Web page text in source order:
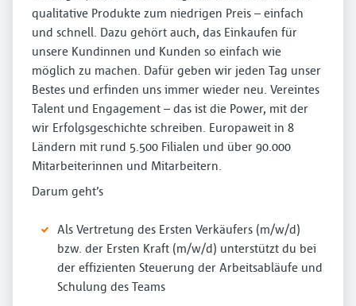
qualitative Produkte zum niedrigen Preis – einfach
und schnell. Dazu gehört auch, das Einkaufen für
unsere Kundinnen und Kunden so einfach wie
möglich zu machen. Dafür geben wir jeden Tag unser
Bestes und erfinden uns immer wieder neu. Vereintes
Talent und Engagement – das ist die Power, mit der
wir Erfolgsgeschichte schreiben. Europaweit in 8
Ländern mit rund 5.500 Filialen und über 90.000
Mitarbeiterinnen und Mitarbeitern.
Darum geht’s
Als Vertretung des Ersten Verkäufers (m/w/d)
bzw. der Ersten Kraft (m/w/d) unterstützt du bei
der effizienten Steuerung der Arbeitsabläufe und
Schulung des Teams